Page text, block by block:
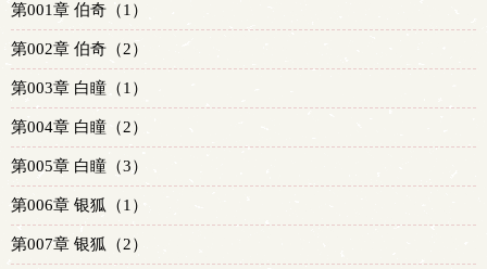
第001章 伯奇（1）
第002章 伯奇（2）
第003章 白瞳（1）
第004章 白瞳（2）
第005章 白瞳（3）
第006章 银狐（1）
第007章 银狐（2）